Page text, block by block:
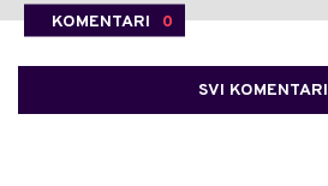
KOMENTARI 0
SVI KOMENTARI